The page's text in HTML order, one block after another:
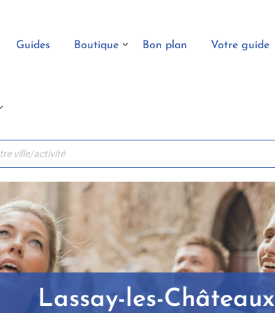
Guides Boutique Bon plan Votre guide
Lassay-les-Châteaux